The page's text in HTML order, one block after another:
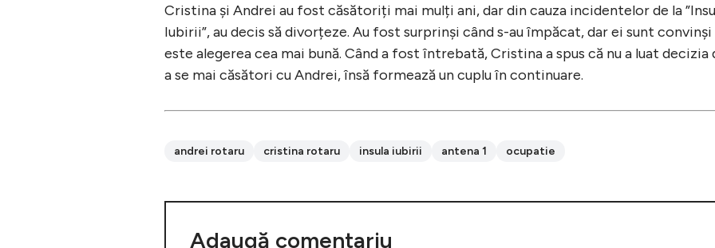
Cristina și Andrei au fost căsătoriți mai mulți ani, dar din cauza incidentelor de la
Iubirii”, au decis să divorțeze. Au fost surprinși când s-au împăcat, dar ei sunt convinși
este alegerea cea mai bună. Când a fost întrebată, Cristina a spus că nu a luat decizia
a se mai căsători cu Andrei, însă formează un cuplu în continuare.
andrei rotaru cristina rotaru insula iubirii antena 1 ocupatie
Adaugă comentariu